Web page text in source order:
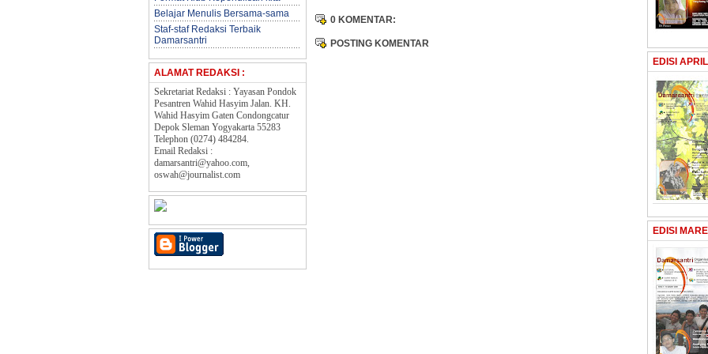
Belajar Menulis Bersama-sama
Staf-staf Redaksi Terbaik
Damarsantri
ALAMAT REDAKSI :
Sekretariat Redaksi : Yayasan Pondok
Pesantren Wahid Hasyim Jalan. KH.
Wahid Hasyim Gaten Condongcatur
Depok Sleman Yogyakarta 55283
Telephon (0274) 484284.
Email Redaksi :
damarsantri@yahoo.com,
oswah@journalist.com
0 KOMENTAR:
POSTING KOMENTAR
EDISI
EDISI